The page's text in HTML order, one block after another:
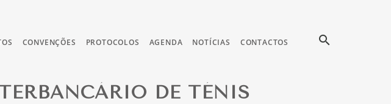
CONVENÇÕES PROTOCOLOS AGENDA NOTÍCIAS CONTACTOS search
DE TÉNIS